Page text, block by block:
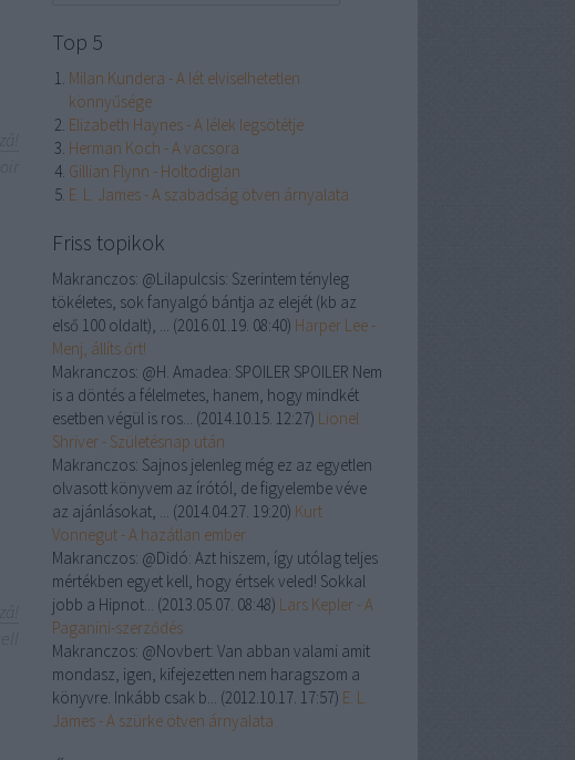
Top 5
Milan Kundera - A lét elviselhetetlen
könnyűsége
Elizabeth Haynes - A lélek legsötétje
Herman Koch - A vacsora
Gillian Flynn - Holtodiglan
E. L. James - A szabadság ötven árnyalata
Friss topikok
Makranczos: @Lilapulcsis: Szerintem tényleg
tökéletes, sok fanyalgó bántja az elejét (kb az
első 100 oldalt), ... (2016.01.19. 08:40) Harper Lee -
Menj, állíts őrt!
Makranczos: @H. Amadea: SPOILER SPOILER Nem
is a döntés a félelmetes, hanem, hogy mindkét
esetben végül is ros... (2014.10.15. 12:27) Lionel
Shriver - Születésnap után
Makranczos: Sajnos jelenleg még ez az egyetlen
olvasott könyvem az írótól, de figyelembe véve
az ajánlásokat, ... (2014.04.27. 19:20) Kurt
Vonnegut - A hazátlan ember
Makranczos: @Didó: Azt hiszem, így utólag teljes
mértékben egyet kell, hogy értsek veled! Sokkal
jobb a Hipnot... (2013.05.07. 08:48) Lars Kepler - A
Paganini-szerződés
Makranczos: @Novbert: Van abban valami amit
mondasz, igen, kifejezetten nem haragszom a
könyvre. Inkább csak b... (2012.10.17. 17:57) E. L.
James - A szürke ötven árnyalata